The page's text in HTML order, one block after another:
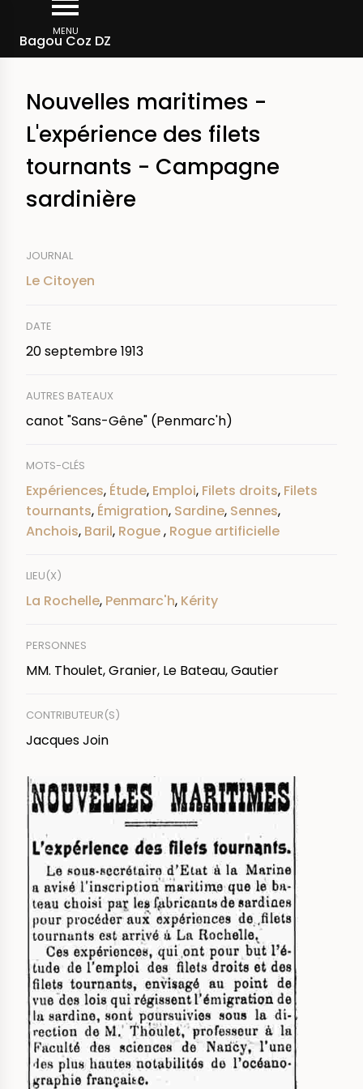
contenu
MENU
Bagou Coz DZ
d'Ariane
Rechercher dans la presse
Nouvelles maritimes -
L'expérience des filets
tournants - Campagne
sardinière
JOURNAL
Le Citoyen
DATE
20 septembre 1913
AUTRES BATEAUX
canot "Sans-Gêne" (Penmarc'h)
MOTS-CLÉS
Expériences, Étude, Emploi, Filets droits, Filets
tournants, Émigration, Sardine, Sennes,
Anchois, Baril, Rogue, Rogue artificielle
LIEU(X)
La Rochelle, Penmarc'h, Kérity
PERSONNES
MM. Thoulet, Granier, Le Bateau, Gautier
CONTRIBUTEUR(S)
Jacques Join
IMAGE